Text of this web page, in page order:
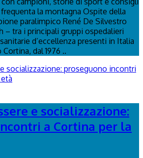
la montagna Ospite della
paralimpico René De Silvestro
– tra i principali gruppi ospedalieri
d’eccellenza presenti in Italia
dal 1976 ..
e socializzazione:
a Cortina per la